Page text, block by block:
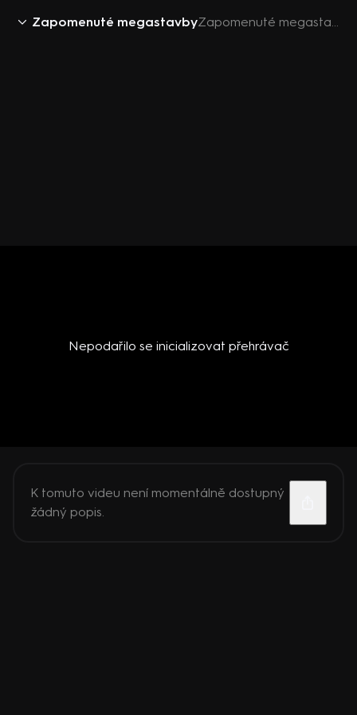
Zapomenuté megastavby Zapomenuté megastavby III (3) - Upoutávka HbbTV
Nepodařilo se inicializovat přehrávač
K tomuto videu není momentálně dostupný
žádný popis.